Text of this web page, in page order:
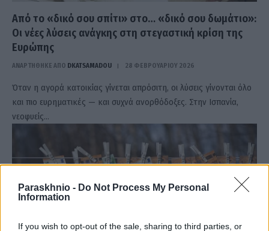
Paraskhnio - Do Not Process My Personal
Information
If you wish to opt-out of the sale, sharing to third parties, or
Από το «δικό σου σπίτι» στο… «δικό σου δωμάτιο»:
Οι νέες λύσεις ανάγκης στη στεγαστική κρίση της
Ευρώπης
ΑΝΑΡΤΗΘΗΚΕ ΑΠΟ DKATSAMADOU 28 ΦΕΒΡΟΥΑΡΊΟΥ 2026
Όταν η αγορά κατοικίας γίνεται απρόσιτη, οι λύσεις γίνονται όλο
και πιο ευρηματικές — και συχνά ανορθόδοξες. Στην Ισπανία,
νεοφυείς…